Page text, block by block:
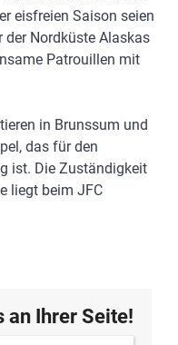
eisfreien Saison seien
Nordküste Alaskas
Patrouillen mit
in Brunssum und
das für den
ist. Die Zuständigkeit
liegt beim JFC
an Ihrer Seite!